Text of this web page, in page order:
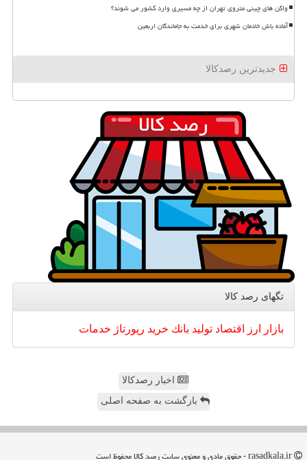
واگن های چینی متروی تهران از چه مسیری وارد کشور می شوند؟
آماده باش خادمان شهری برای خدمت به جاماندگان اربعین
جدیدترین رصدکالا
تگهای رصد كالا
بازار ارز اقتصاد تولید بانك خرید رپورتاژ خدمات
اخبار رصدکالا
بازگشت به صفحه اصلی